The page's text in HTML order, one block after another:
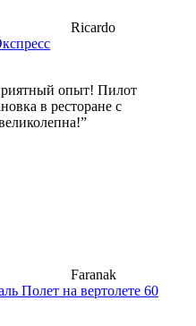
Ricardo
опыт! Пилот
в ресторане с
Faranak
Полет на вертолете 60